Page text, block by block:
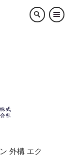
×
外構 エク